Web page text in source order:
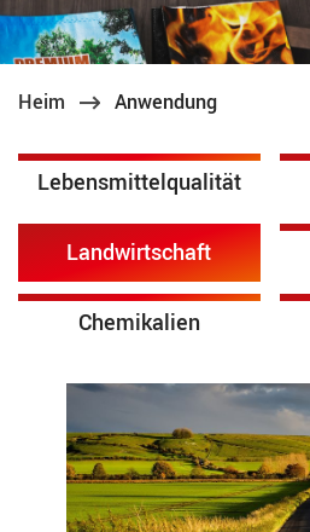
Heim Anwendung
Lebensmittelqualität
Landwirtschaft
Chemikalien